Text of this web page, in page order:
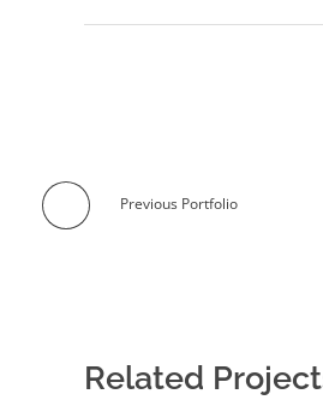
Previous Portfolio
Related